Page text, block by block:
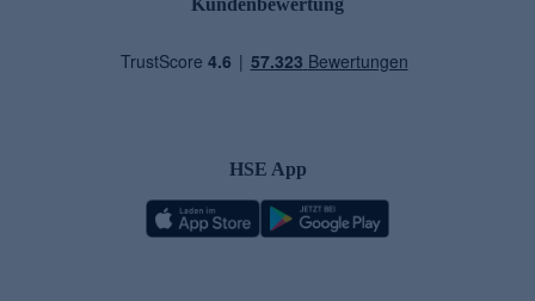
Kundenbewertung
HSE App